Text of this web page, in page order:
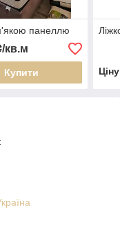
панеллю
кв.м
Купити